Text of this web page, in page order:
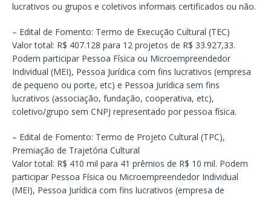
lucrativos ou grupos e coletivos informais certificados ou não.
– Edital de Fomento: Termo de Execução Cultural (TEC)
Valor total: R$ 407.128 para 12 projetos de R$ 33.927,33.
Podem participar Pessoa Física ou Microempreendedor
Individual (MEI), Pessoa Jurídica com fins lucrativos (empresa
de pequeno ou porte, etc) e Pessoa Jurídica sem fins
lucrativos (associação, fundação, cooperativa, etc),
coletivo/grupo sem CNPJ representado por pessoa física.
– Edital de Fomento: Termo de Projeto Cultural (TPC),
Premiação de Trajetória Cultural
Valor total: R$ 410 mil para 41 prêmios de R$ 10 mil. Podem
participar Pessoa Física ou Microempreendedor Individual
(MEI), Pessoa Jurídica com fins lucrativos (empresa de